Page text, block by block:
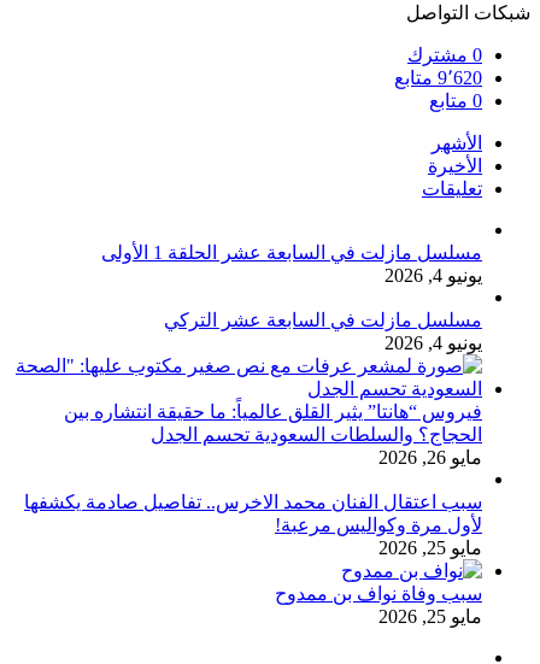
شبكات التواصل
0 مشترك
9٬620 متابع
0 متابع
الأشهر
الأخيرة
تعليقات
مسلسل مازلت في السابعة عشر الحلقة 1 الأولى
يونيو 4, 2026
مسلسل مازلت في السابعة عشر التركي
يونيو 4, 2026
فيروس “هانتا” يثير القلق عالمياً: ما حقيقة انتشاره بين
الحجاج؟ والسلطات السعودية تحسم الجدل
مايو 26, 2026
سبب اعتقال الفنان محمد الاخرس.. تفاصيل صادمة يكشفها
لأول مرة وكواليس مرعبة!
مايو 25, 2026
سبب وفاة نواف بن ممدوح
مايو 25, 2026